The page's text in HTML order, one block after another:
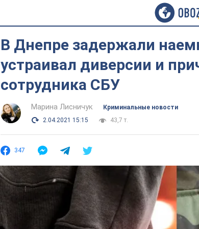
В Днепре задержали
устраивал диверсии и
сотрудника СБУ
Марина Лисничук
Криминальные новости
2.04.2021 15:15
43,7 т.
347